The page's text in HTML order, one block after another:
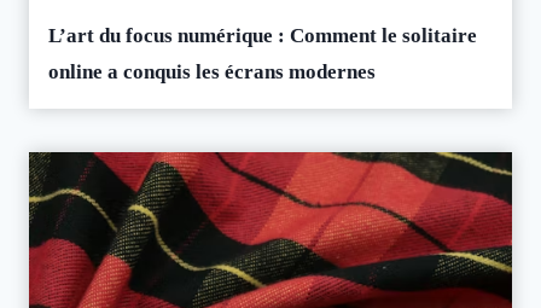
L’art du focus numérique : Comment le solitaire
online a conquis les écrans modernes